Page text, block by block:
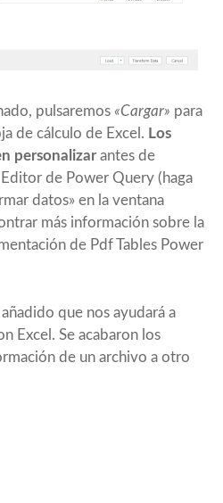
pulsaremos «Cargar» para
de cálculo de Excel. Los
personalizarantes de
de Power Query (haga
datos» en la ventana
más información sobre la
de Pdf Tables Power
que nos ayudará a
Excel. Se acabaron los
de un archivo a otro